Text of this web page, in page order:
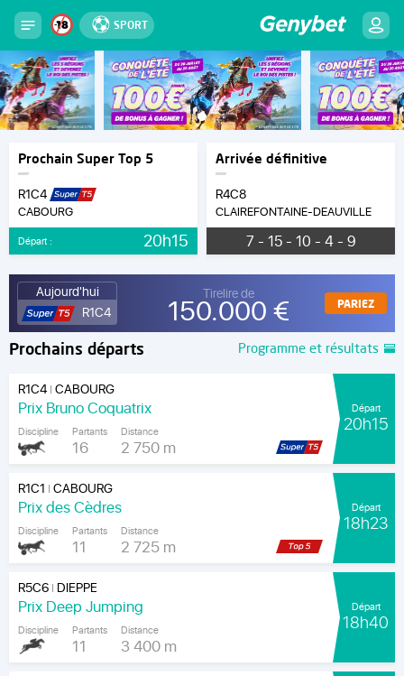
SPORT
Prochain Super Top 5
R1C4
CABOURG
Départ : 20h15
Arrivée définitive
R4C8
CLAIREFONTAINE-DEAUVILLE
7 - 15 - 10 - 4 - 9
Aujourd'hui
R1C4
Tirelire de
150.000 € PARIEZ
Prochains départs Programme et résultats
R1C4|CABOURG
Prix Bruno Coquatrix
Discipline Partants
16
Distance
2 750 m
Départ
20h15
R1C1 |CABOURG
Prix des Cèdres
Discipline Partants
11
Distance
2 725 m
Départ
18h23
R5C6| DIEPPE
Prix Deep Jumping
Discipline Partants
11
Distance
3 400 m
Départ
18h40